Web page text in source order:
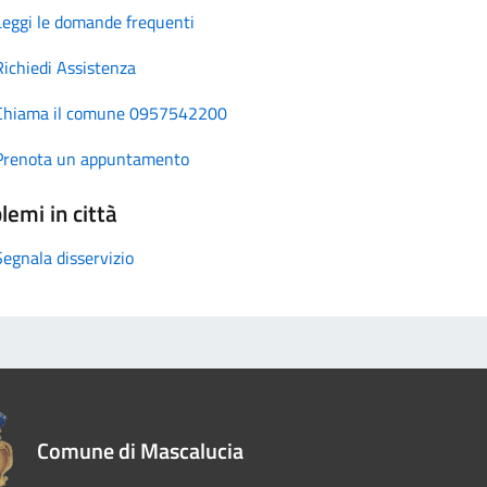
le domande frequenti
Assistenza
il comune 0957542200
un appuntamento
in città
disservizio
Comune di Mascalucia